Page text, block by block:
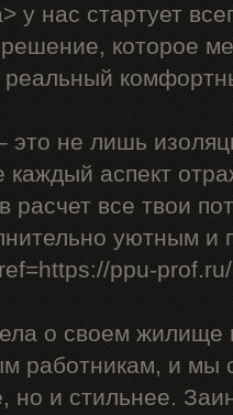
у нас стартует
которое
не лишь
каждый аспект
все твои
уютным и
ppu-
о своем
работникам, и
но и стильнее.